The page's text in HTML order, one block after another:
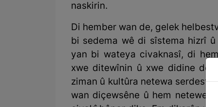
naskirin.
Di hember wan de, gelek
bi sedema wê di sîstema hizrî
yan bi wateya civaknasî, di
xwe ditewînin û xwe didine
ziman û kultûra netewa serdest.
wan diçewsêne û hem